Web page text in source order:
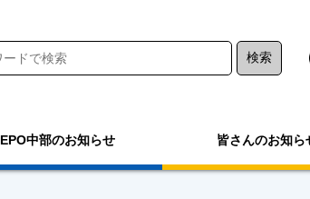
EPO中部のお知らせ 皆さんのお知ら